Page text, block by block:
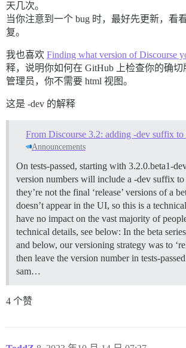
天几次。
当你注意到一个 bug 时，最好先更新，看
复。
我也喜欢 Finding what version of Discourse
释，说明你如何在 GitHub 上检查你的确
管理员，你不需要 html 视图。
这是 -dev 的解释
Announcements
On tests-passed, starting with 3.2.0.beta1-
version numbers will include a -dev suffix to
they’re not the final ‘release’ versions of a
doesn’t appear in the UI, so this is a
have no impact on the vast majority of
technical details, see below: In the beta
and below, our versioning strategy was to
then leave the version number in tests-
sam…
4 个赞